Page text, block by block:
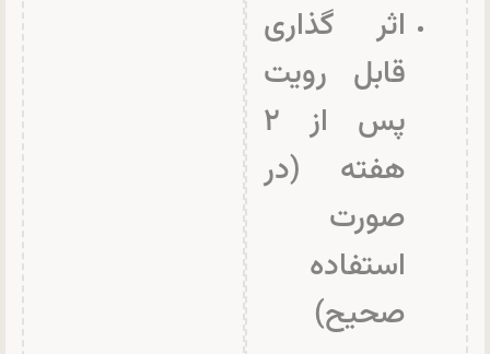
اثر گذاری
قابل رویت
پس از ۲
هفته (در
صورت
استفاده
صحیح)